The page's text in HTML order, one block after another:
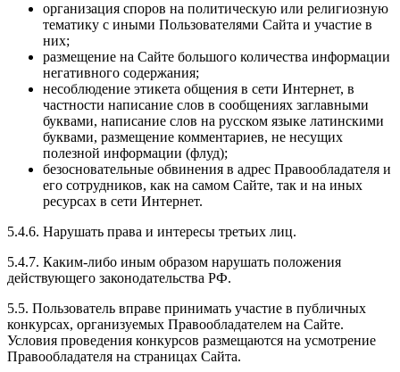
организация споров на политическую или религиозную
тематику с иными Пользователями Сайта и участие в
них;
размещение на Сайте большого количества информации
негативного содержания;
несоблюдение этикета общения в сети Интернет, в
частности написание слов в сообщениях заглавными
буквами, написание слов на русском языке латинскими
буквами, размещение комментариев, не несущих
полезной информации (флуд);
безосновательные обвинения в адрес Правообладателя и
его сотрудников, как на самом Сайте, так и на иных
ресурсах в сети Интернет.
5.4.6. Нарушать права и интересы третьих лиц.
5.4.7. Каким-либо иным образом нарушать положения
действующего законодательства РФ.
5.5. Пользователь вправе принимать участие в публичных
конкурсах, организуемых Правообладателем на Сайте.
Условия проведения конкурсов размещаются на усмотрение
Правообладателя на страницах Сайта.